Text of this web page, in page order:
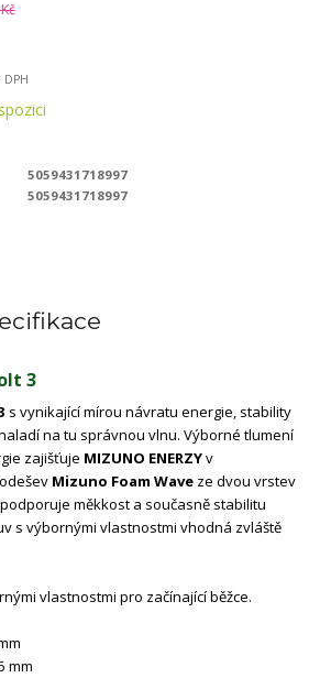
DPH
5059431718997
5059431718997
3
s vynikající mírou návratu energie, stability
na tu správnou vlnu. Výborné tlumení
zajišťuje MIZUNO ENERZYv
Mizuno Foam Wave ze dvou vrstev
měkkost a současně stabilitu
s výbornými vlastnostmi vhodná zvláště
vlastnostmi pro začínající běžce.
mm